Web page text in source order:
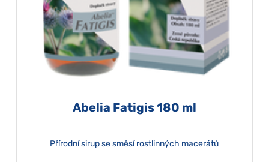
Abelia Fatigis 180 ml
Přírodní sirup se směsí rostlinných macerátů